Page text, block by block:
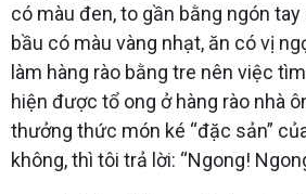
có màu đen, to gần bằng ngón
bầu có màu vàng nhạt, ăn có vị
làm hàng rào bằng tre nên việc
hiện được tổ ong ở hàng rào nhà
thưởng thức món ké “đặc sản”
không, thì tôi trả lời: “Ngong!